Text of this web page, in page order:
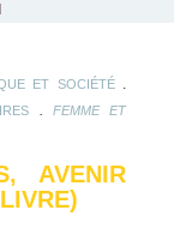
ET SOCIÉTÉ.
FEMME ET
AVENIR